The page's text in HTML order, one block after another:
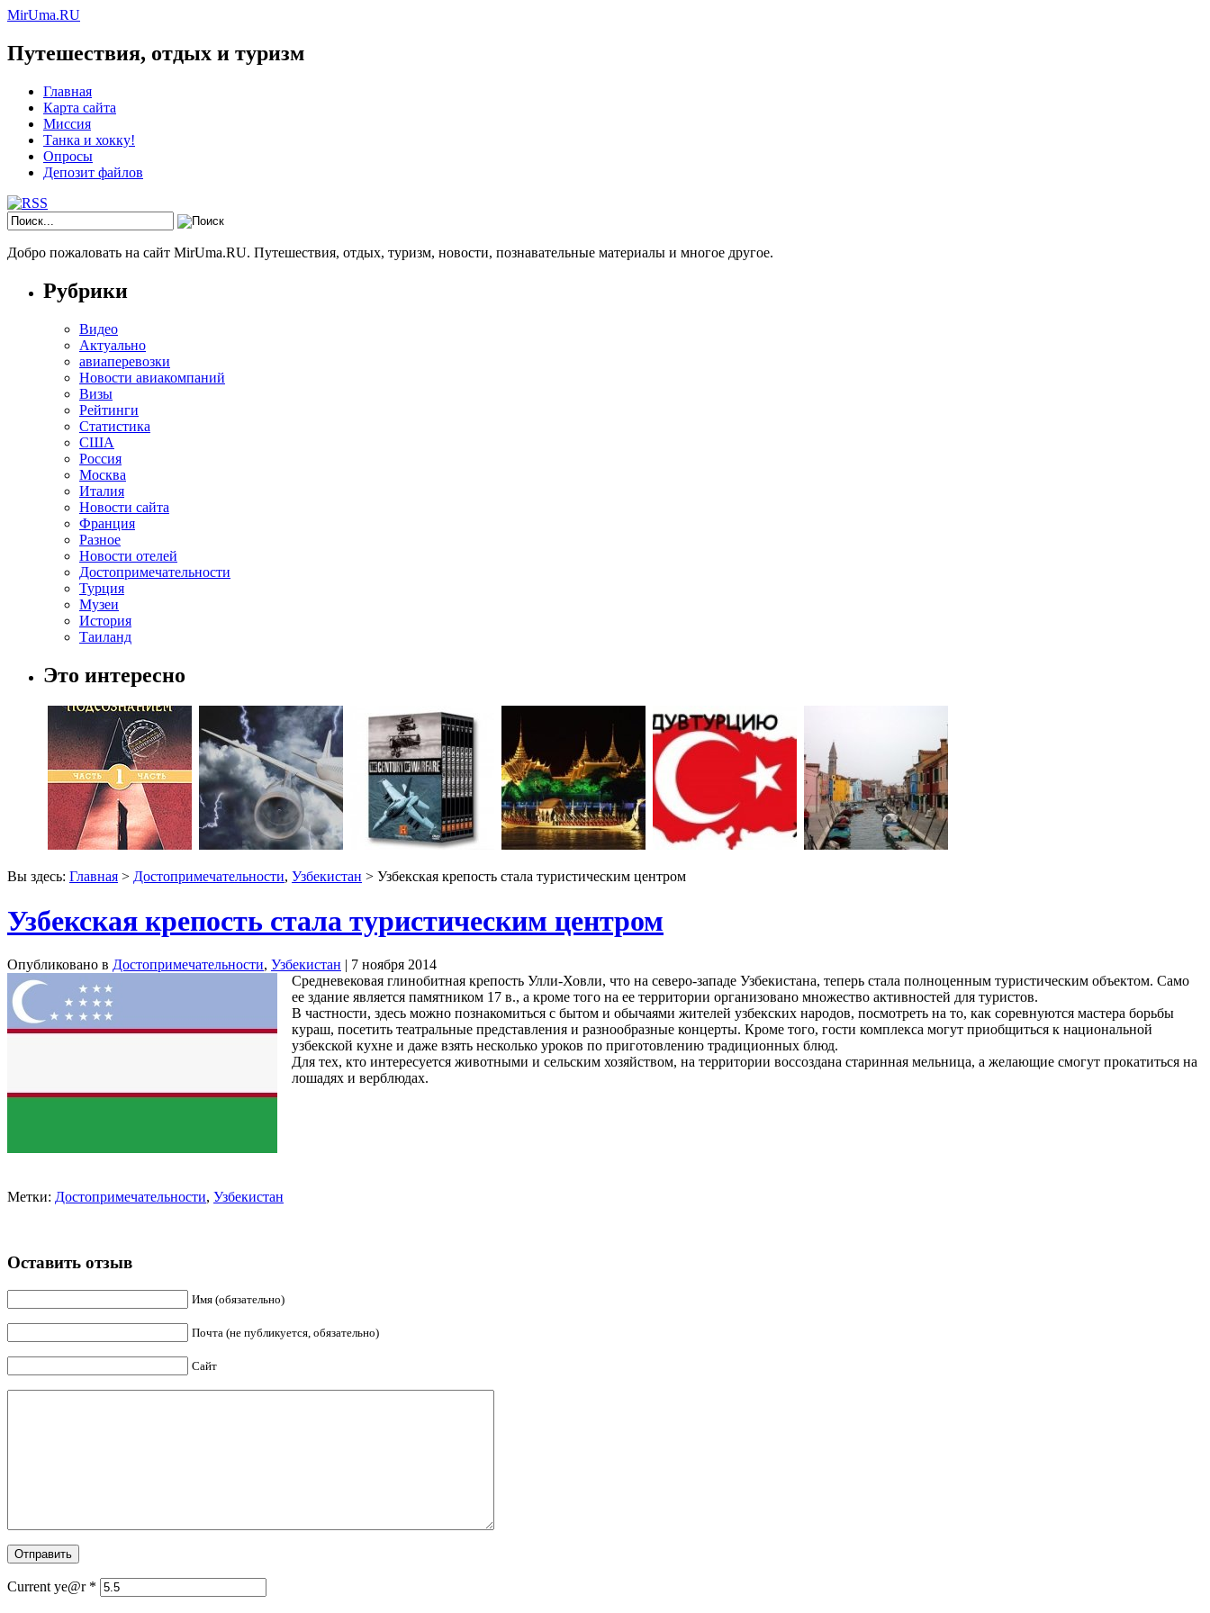
MirUma.RU
Путешествия, отдых и туризм
Главная
Карта сайта
Миссия
Танка и хокку!
Опросы
Депозит файлов
Добро пожаловать на сайт MirUma.RU. Путешествия, отдых, туризм, новости, познавательные материалы и многое другое.
Рубрики
Видео
Актуально
авиаперевозки
Новости авиакомпаний
Визы
Рейтинги
Статистика
США
Россия
Москва
Италия
Новости сайта
Франция
Разное
Новости отелей
Достопримечательности
Турция
Музеи
История
Таиланд
Это интересно
Вы здесь: Главная > Достопримечательности, Узбекистан > Узбекская крепость стала туристическим центром
Узбекская крепость стала туристическим центром
Опубликовано в Достопримечательности, Узбекистан | 7 ноября 2014
Средневековая глинобитная крепость Улли-Ховли, что на северо-западе Узбекистана, теперь стала полноценным туристическим объектом. Само
ее здание является памятником 17 в., а кроме того на ее территории организовано множество активностей для туристов.
В частности, здесь можно познакомиться с бытом и обычаями жителей узбекских народов, посмотреть на то, как соревнуются мастера борьбы
кураш, посетить театральные представления и разнообразные концерты. Кроме того, гости комплекса могут приобщиться к национальной
узбекской кухне и даже взять несколько уроков по приготовлению традиционных блюд.
Для тех, кто интересуется животными и сельским хозяйством, на территории воссоздана старинная мельница, а желающие смогут прокатиться на
лошадях и верблюдах.
Метки: Достопримечательности, Узбекистан
Оставить отзыв
Имя (обязательно)
Почта (не публикуется, обязательно)
Сайт
Current ye@r *